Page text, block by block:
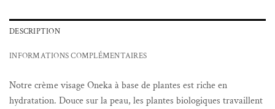
DESCRIPTION
INFORMATIONS COMPLÉMENTAIRES
Notre crème visage Oneka à base de plantes est riche en
hydratation. Douce sur la peau, les plantes biologiques travaillent